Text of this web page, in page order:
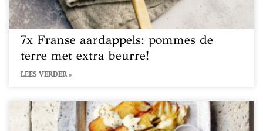
7x Franse aardappels: pommes de
terre met extra beurre!
LEES VERDER »